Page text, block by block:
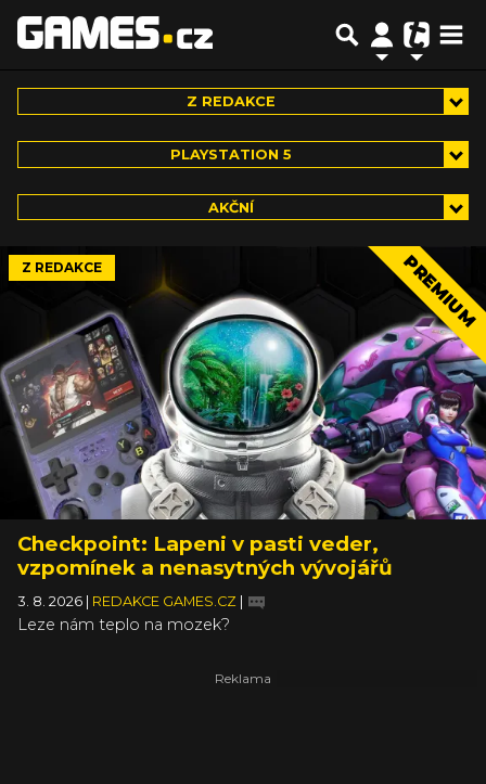
Z REDAKCE
PLAYSTATION 5
AKČNÍ
Z REDAKCE PREMIUM
Checkpoint: Lapeni v pasti veder,
vzpomínek a nenasytných vývojářů
3. 8. 2026 REDAKCE GAMES.CZ
Leze nám teplo na mozek?